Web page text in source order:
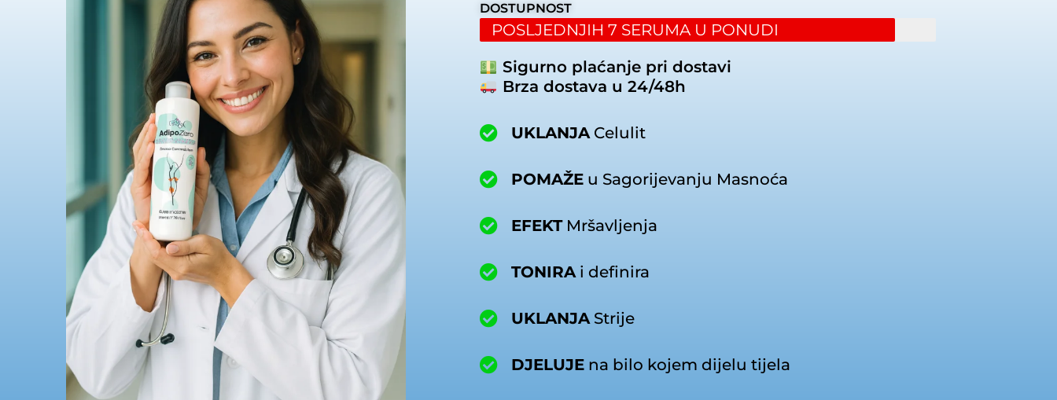
DOSTUPNOST
POSLJEDNJIH 7 SERUMA U PONUDI
Sigurno plaćanje pri dostavi
Brza dostava u 24/48h
UKLANJACelulit
POMAŽEu Sagorijevanju Masnoća
EFEKTMršavljenja
TONIRAi definira
UKLANJAStrije
DJELUJEna bilo kojem dijelu tijela